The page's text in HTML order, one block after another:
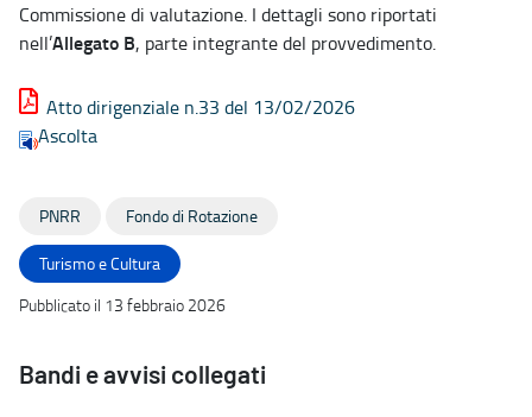
Commissione di valutazione. I dettagli sono riportati
nell’Allegato B, parte integrante del provvedimento.
Atto dirigenziale n.33 del 13/02/2026
Ascolta
PNRR Fondo di Rotazione
Turismo e Cultura
Pubblicato il 13 febbraio 2026
Bandi e avvisi collegati